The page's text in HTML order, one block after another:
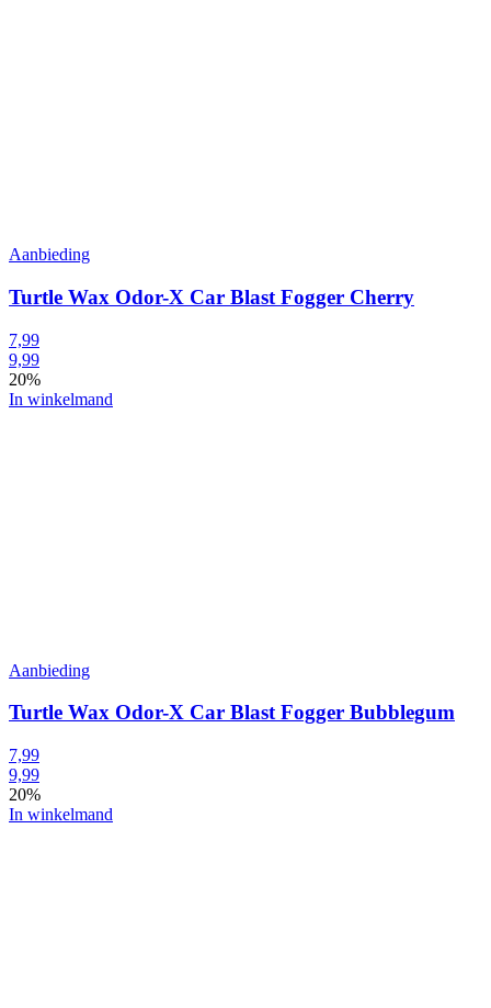
Aanbieding
Turtle Wax Odor-X Car Blast Fogger Cherry
7,99
9,99
20%
In winkelmand
Aanbieding
Turtle Wax Odor-X Car Blast Fogger Bubblegum
7,99
9,99
20%
In winkelmand